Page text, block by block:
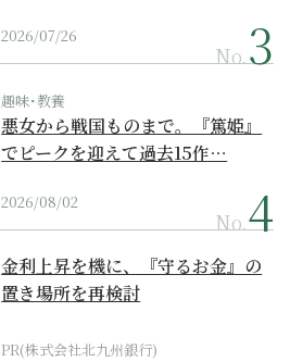
2026/07/26
No.
趣味･教養
悪女から戦国ものまで。『篤姫』
でピークを迎えて過去15作…
2026/08/02
No.
金利上昇を機に、『守るお金』の
置き場所を再検討
PR(株式会社北九州銀行)